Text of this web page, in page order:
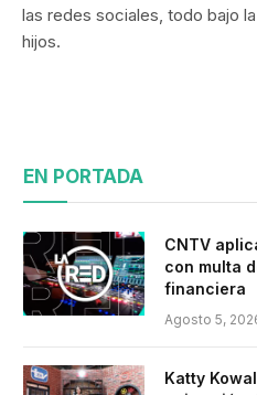
las redes sociales, todo bajo
hijos.
EN PORTADA
CNTV
con multa
financiera
Agosto 5,
Katty